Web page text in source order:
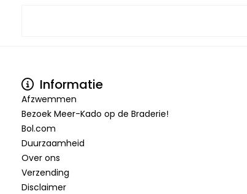
Informatie
Afzwemmen
Bezoek Meer-Kado op de Braderie!
Bol.com
Duurzaamheid
Over ons
Verzending
Disclaimer